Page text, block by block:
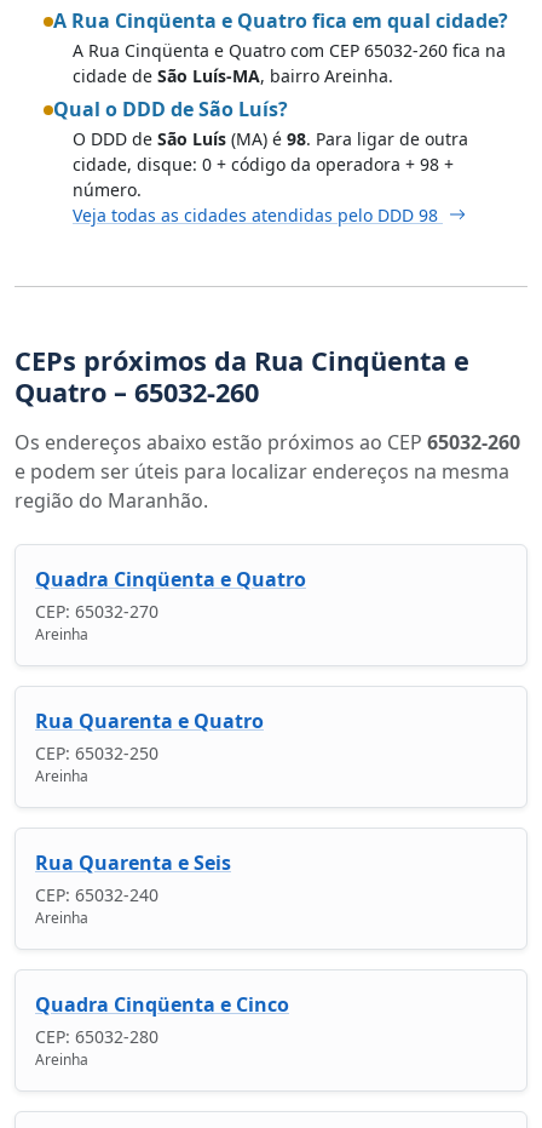
A Rua Cinqüenta e Quatro fica em qual cidade?
A Rua Cinqüenta e Quatro com CEP 65032-260 fica na
cidade de São Luís-MA, bairro Areinha.
Qual o DDD de São Luís?
O DDD de São Luís (MA) é 98. Para ligar de outra
cidade, disque: 0 + código da operadora + 98 +
número.
Veja todas as cidades atendidas pelo DDD 98
CEPs próximos da Rua Cinqüenta e
Quatro – 65032-260
Os endereços abaixo estão próximos ao CEP 65032-260
e podem ser úteis para localizar endereços na mesma
região do Maranhão.
Quadra Cinqüenta e Quatro
CEP: 65032-270
Areinha
Rua Quarenta e Quatro
CEP: 65032-250
Areinha
Rua Quarenta e Seis
CEP: 65032-240
Areinha
Quadra Cinqüenta e Cinco
CEP: 65032-280
Areinha